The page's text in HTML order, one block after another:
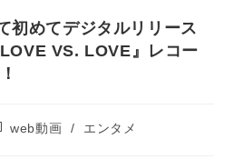
初めてデジタルリリース
VS. LOVE』レコー
web動画 / エンタメ